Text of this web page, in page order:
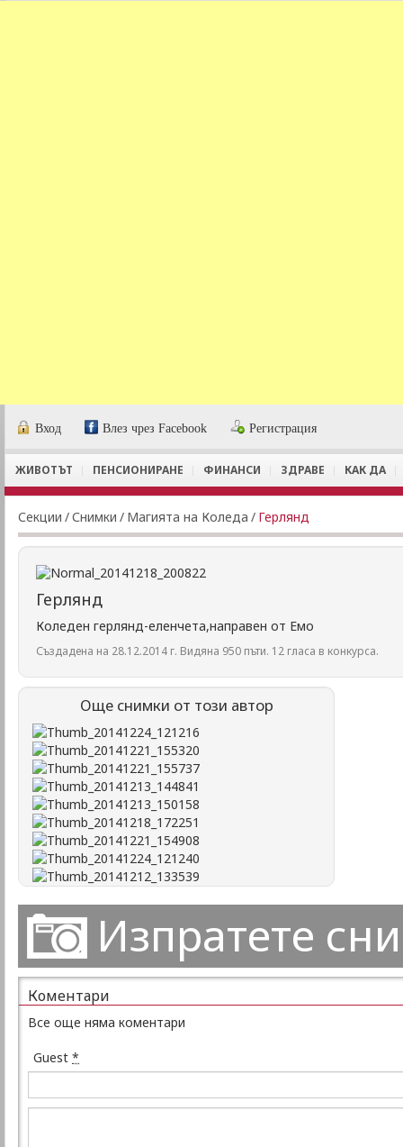
Вход Влез чрез Facebook Регистрация
ЖИВОТЪТ ПЕНСИОНИРАНЕ ФИНАНСИ ЗДРАВЕ КАК ДА
Секции /Снимки / Магията на Коледа / Герлянд
Герлянд
Коледен герлянд-еленчета,направен от Емо
Създадена на 28.12.2014 г. Видяна 950 пъти. 12 гласа в конкурса.
Още снимки от този автор
Изпратете
Коментари
Все още няма коментари
Guest *